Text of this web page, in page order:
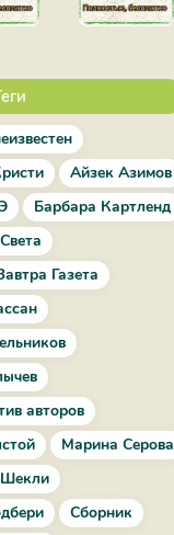
Айзек Азимов
Барбара Картленд
Газета
авторов
Марина Серова
Сборник